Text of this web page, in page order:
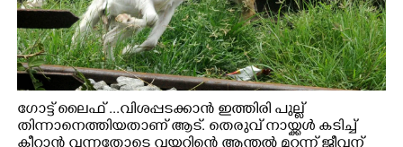
ഗോട്ട് ലൈഫ് ...വിശപ്പടക്കാൻ ഇത്തിരി പുല്ല്
തിന്നാനെത്തിയതാണ് ആട്. തെരുവ് നായ്ക്കൾ കടിച്ച്